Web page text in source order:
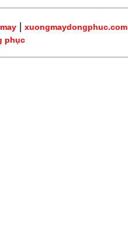
| xuongmaydongphuc.com
phục